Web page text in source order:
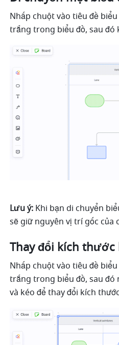
Nhấp chuột vào tiêu đề
trắng trong biểu đồ, sau đó
Lưu ý: Khi bạn di chuyển
sẽ giữ nguyên vị trí gốc của
Thay đổi kích thước
Nhấp chuột vào tiêu đề
trắng trong biểu đồ, sau đó
và kéo để thay đổi kích